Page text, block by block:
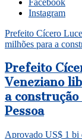
Instagram
Prefeito Cícero
milhões para a
Prefeito
Veneziano
a
Pessoa
Aprovado US$ 1 bi